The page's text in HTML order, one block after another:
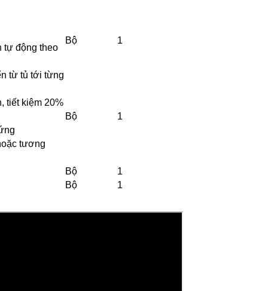
tự động theo
Bộ 1
từ tủ tới từng
tiết kiệm 20%
tương
Bộ 1
Bộ
1
Bộ 1